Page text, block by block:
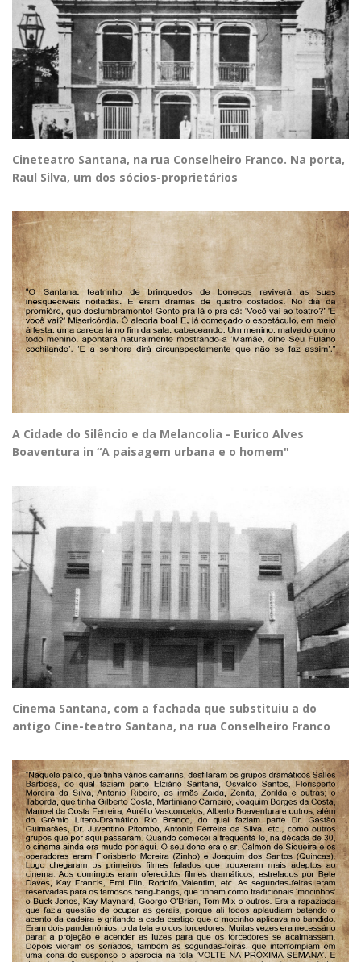
Cineteatro Santana, na rua Conselheiro Franco. Na porta,
Raul Silva, um dos sócios-proprietários
A Cidade do Silêncio e da Melancolia - Eurico Alves
Boaventura in “A paisagem urbana e o homem"
Cinema Santana, com a fachada que substituiu a do
antigo Cine-teatro Santana, na rua Conselheiro Franco